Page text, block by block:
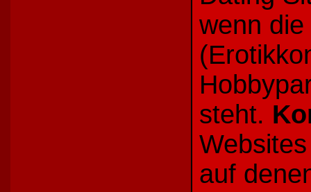
wenn
steht.
auf